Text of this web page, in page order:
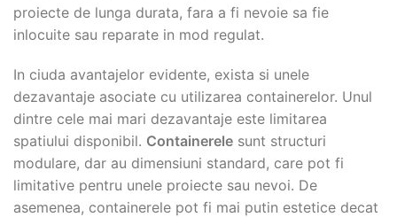
proiecte de lunga durata, fara a fi nevoie sa fie
inlocuite sau reparate in mod regulat.
In ciuda avantajelor evidente, exista si unele
dezavantaje asociate cu utilizarea containerelor. Unul
dintre cele mai mari dezavantaje este limitarea
spatiului disponibil. Containerele sunt structuri
modulare, dar au dimensiuni standard, care pot fi
limitative pentru unele proiecte sau nevoi. De
asemenea, containerele pot fi mai putin estetice decat